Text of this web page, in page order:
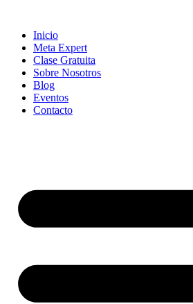
contentInicio
Meta Expert
Clase Gratuita
Sobre Nosotros
Blog
Eventos
Contacto